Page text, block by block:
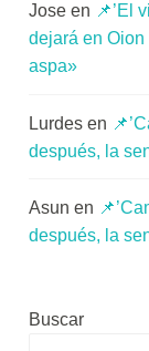
Jose en 📌’El
dejará en
aspa»
Lurdes en
después, la
Asun en
después, la
Buscar